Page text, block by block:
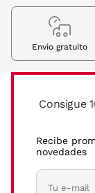
Consigue
Recibe
novedades
Envio gratuito